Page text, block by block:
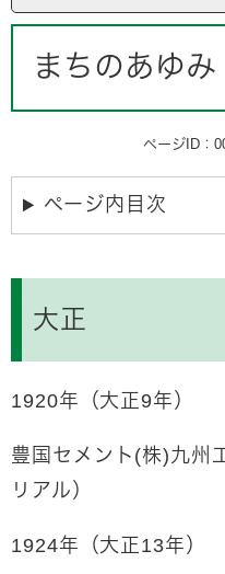
まちのあゆみ
ページID：
ページ内目次
大正
1920年（大正9年）
豊国セメント(株)九州
リアル）
1924年（大正13年）